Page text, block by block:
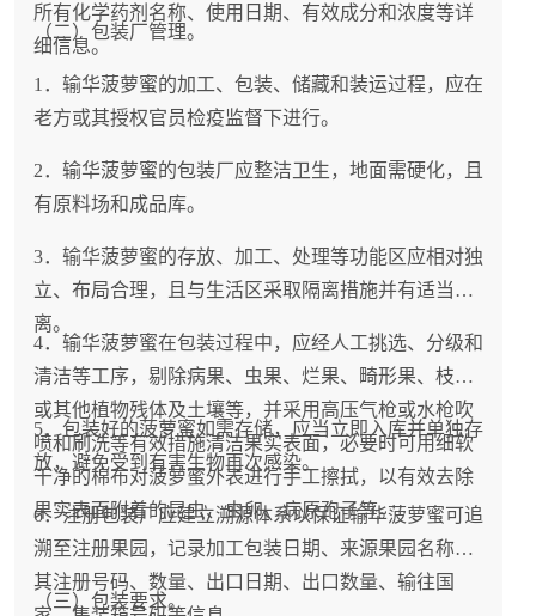
所有化学药剂名称、使用日期、有效成分和浓度等详
细信息。
（二）包装厂管理。
1．输华菠萝蜜的加工、包装、储藏和装运过程，应在
老方或其授权官员检疫监督下进行。
2．输华菠萝蜜的包装厂应整洁卫生，地面需硬化，且
有原料场和成品库。
3．输华菠萝蜜的存放、加工、处理等功能区应相对独
立、布局合理，且与生活区采取隔离措施并有适当距
离。
4．输华菠萝蜜在包装过程中，应经人工挑选、分级和
清洁等工序，剔除病果、虫果、烂果、畸形果、枝叶
或其他植物残体及土壤等，并采用高压气枪或水枪吹
喷和刷洗等有效措施清洁果实表面，必要时可用细软
干净的棉布对菠萝蜜外表进行手工擦拭，以有效去除
果实表面附着的昆虫、虫卵、病原孢子等。
5．包装好的菠萝蜜如需存储，应当立即入库并单独存
放，避免受到有害生物再次感染。
6．注册包装厂应建立溯源体系以保证输华菠萝蜜可追
溯至注册果园，记录加工包装日期、来源果园名称或
其注册号码、数量、出口日期、出口数量、输往国
（三）包装要求。